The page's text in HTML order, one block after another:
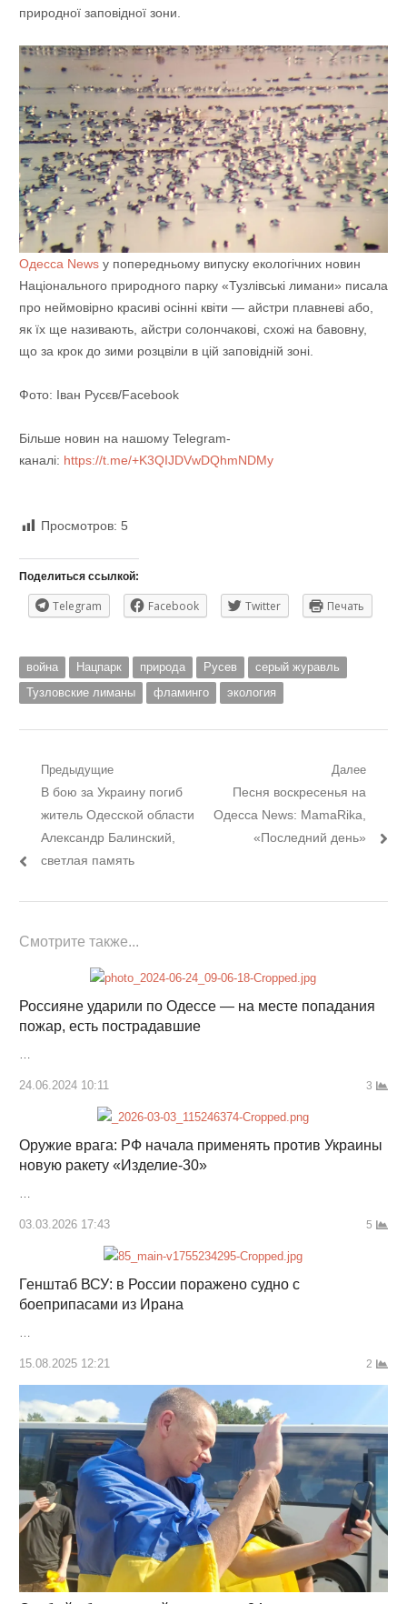
природної заповідної зони.
Одесса Newsу попередньому випуску екологічних новин
Національного природного парку «Тузлівські лимани» писала
про неймовірно красиві осінні квіти — айстри плавневі або,
як їх ще називають, айстри солончакові, схожі на бавовну,
що за крок до зими розцвіли в цій заповідній зоні.
Фото: Іван Русєв/Facebook
Більше новин на нашому Telegram-
каналі: https://t.me/+K3QIJDVwDQhmNDMy
Просмотров: 5
Поделиться ссылкой:
Telegram Facebook Twitter Печать
война Нацпарк природа Русев
серый журавль
Тузловские лиманы
фламинго экология
Навигация
по
записям
Предыдущие
Предыдущий
пост:
В бою за Украину погиб
житель Одесской области
Александр Балинский,
светлая память
Далее
Следующий
пост:
Песня воскресенья на
Одесса News: MamaRika,
«Последний день»
Смотрите также...
Россияне ударили по Одессе — на месте попадания
пожар, есть пострадавшие
…
24.06.2024 10:11 3
Оружие врага: РФ начала применять против Украины
новую ракету «Изделие-30»
…
03.03.2026 17:43 5
Генштаб ВСУ: в России поражено судно с
боеприпасами из Ирана
…
15.08.2025 12:21 2